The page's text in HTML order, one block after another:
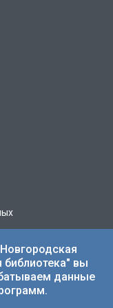
библиотека" вы
данные